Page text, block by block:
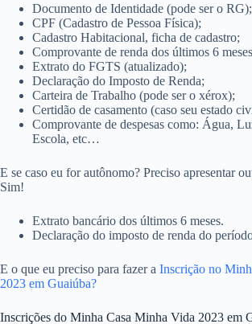
Documento de Identidade (pode ser o RG);
CPF (Cadastro de Pessoa Física);
Cadastro Habitacional, ficha de cadastro;
Comprovante de renda dos últimos 6
Extrato do FGTS (atualizado);
Declaração do Imposto de Renda;
Carteira de Trabalho (pode ser o xérox);
Certidão de casamento (caso seu estado
Comprovante de despesas como: Água,
Escola, etc…
E se caso eu for autônomo? Preciso apresentar
Sim!
Extrato bancário dos últimos 6 meses.
Declaração do imposto de renda do
E o que eu preciso para fazer a Inscrição no
2023 em Guaiúba?
Inscrições do Minha Casa Minha Vida 2023 em